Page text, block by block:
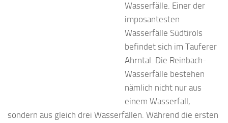
Wasserfälle. Einer der
imposantesten
Wasserfälle Südtirols
befindet sich im Tauferer
Ahrntal. Die Reinbach-
Wasserfälle bestehen
nämlich nicht nur aus
einem Wasserfall,
sondern aus gleich drei Wasserfällen. Während die ersten